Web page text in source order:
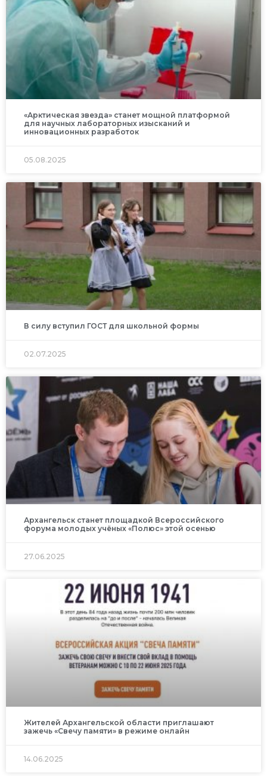
«Арктическая звезда» станет мощной платформой
для научных лабораторных изысканий и
инновационных разработок
05.08.2025
В силу вступил ГОСТ для школьной формы
02.07.2025
Архангельск станет площадкой Всероссийского
форума молодых учёных «Полюс» этой осенью
27.06.2025
Жителей Архангельской области приглашают
зажечь «Свечу памяти» в режиме онлайн
14.06.2025